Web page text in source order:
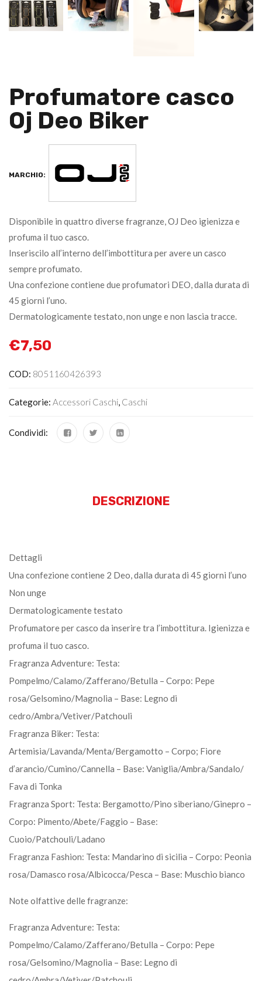
Profumatore casco
Oj Deo Biker
MARCHIO:
Disponibile in quattro diverse fragranze, OJ Deo igienizza e
profuma il tuo casco.
Inseriscilo all’interno dell’imbottitura per avere un casco
sempre profumato.
Una confezione contiene due profumatori DEO, dalla durata di
45 giorni l’uno.
Dermatologicamente testato, non unge e non lascia tracce.
€7,50
COD: 8051160426393
Categorie: Accessori Caschi, Caschi
Condividi:
DESCRIZIONE
Dettagli
Una confezione contiene 2 Deo, dalla durata di 45 giorni l’uno
Non unge
Dermatologicamente testato
Profumatore per casco da inserire tra l’imbottitura. Igienizza e
profuma il tuo casco.
Fragranza Adventure: Testa:
Pompelmo/Calamo/Zafferano/Betulla – Corpo: Pepe
rosa/Gelsomino/Magnolia – Base: Legno di
cedro/Ambra/Vetiver/Patchouli
Fragranza Biker: Testa:
Artemisia/Lavanda/Menta/Bergamotto – Corpo; Fiore
d’arancio/Cumino/Cannella – Base: Vaniglia/Ambra/Sandalo/
Fava di Tonka
Fragranza Sport: Testa: Bergamotto/Pino siberiano/Ginepro –
Corpo: Pimento/Abete/Faggio – Base:
Cuoio/Patchouli/Ladano
Fragranza Fashion: Testa: Mandarino di sicilia – Corpo: Peonia
rosa/Damasco rosa/Albicocca/Pesca – Base: Muschio bianco
Note olfattive delle fragranze:
Fragranza Adventure: Testa:
Pompelmo/Calamo/Zafferano/Betulla – Corpo: Pepe
rosa/Gelsomino/Magnolia – Base: Legno di